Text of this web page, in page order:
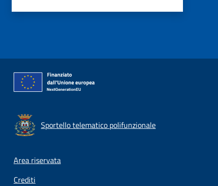
Sportello telematico polifunzionale
Footer menu
Area riservata
Crediti